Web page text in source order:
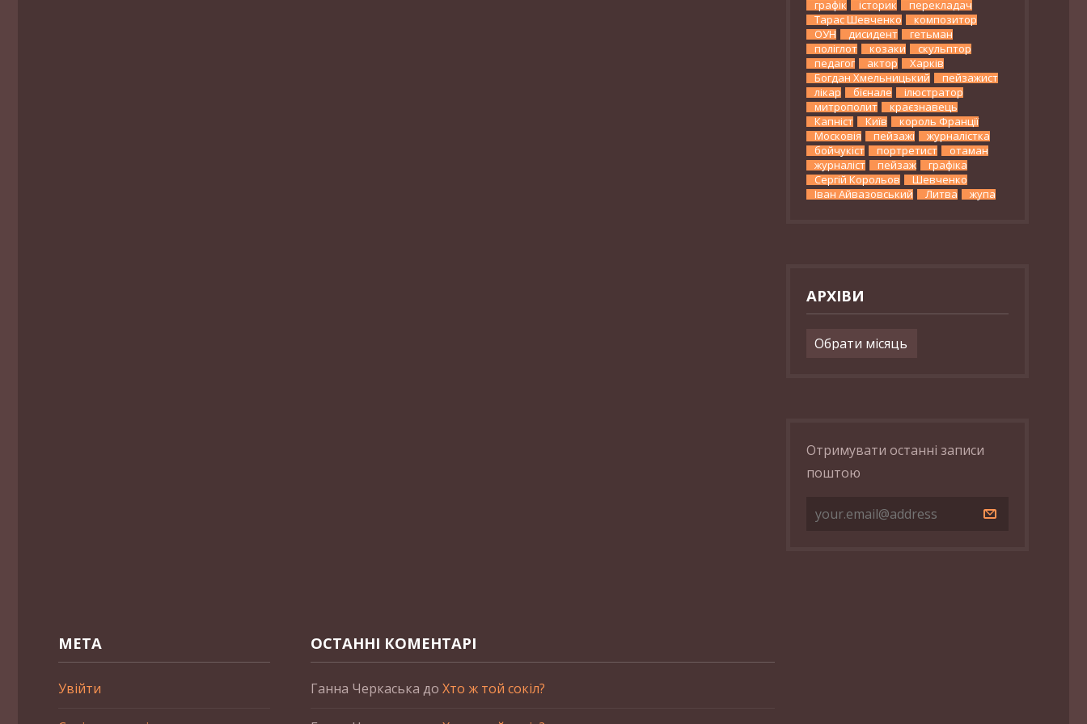
графік
історик
перекладач
Тарас Шевченко
композитор
ОУН
дисидент
гетьман
поліглот
козаки
скульптор
педагог
актор
Харків
Богдан Хмельницький
пейзажист
лікар
бієнале
ілюстратор
митрополит
краєзнавець
Капніст
Київ
король Франції
Московія
пейзажі
журналістка
бойчукіст
портретист
отаман
журналіст
пейзаж
графіка
Сергій Корольов
Шевченко
Іван Айвазовський
Литва жупа
АРХІВИ
Архіви
Отримувати останні записи
поштою
МЕТА
Увійти
ОСТАННІ КОМЕНТАРІ
Ганна Черкаська до Хто ж той сокіл?